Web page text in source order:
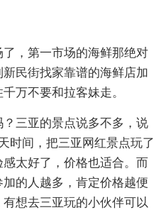
，第一市场的海鲜那绝对
民街找家靠谱的海鲜店加
万不要和拉客妹走。
三亚的景点说多不多，说
时间，把三亚网红景点玩了
太好了，价格也适合。而
的人越多，肯定价格越便
想去三亚玩的小伙伴可以